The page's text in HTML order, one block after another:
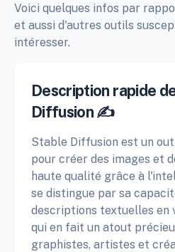
Voici quelques infos par
et aussi d'autres outils
intéresser.
Description rapide
Diffusion ✍️
Stable Diffusion est un
pour créer des images et
haute qualité grâce à
se distingue par sa
descriptions textuelles en
qui en fait un atout
graphistes, artistes et